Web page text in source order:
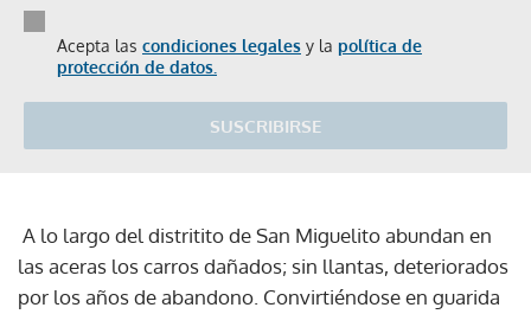
Acepta las condiciones legales y la política de
protección de datos.
SUSCRIBIRSE
A lo largo del distritito de San Miguelito abundan en
las aceras los carros dañados; sin llantas, deteriorados
por los años de abandono. Convirtiéndose en guarida